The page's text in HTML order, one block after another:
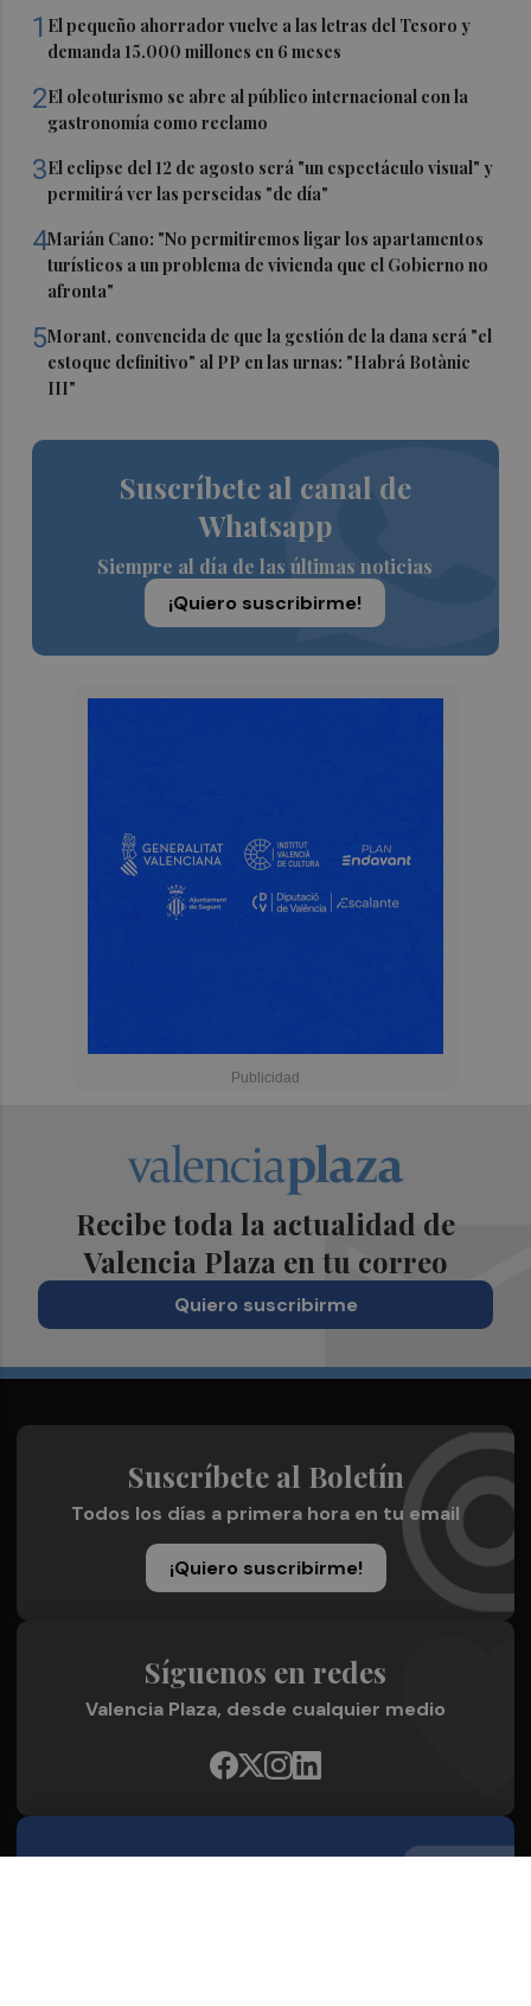
1 El pequeño ahorrador vuelve a las letras del Tesoro y
demanda 15.000 millones en 6 meses
2El oleoturismo se abre al público internacional con la
gastronomía como reclamo
3El eclipse del 12 de agosto será "un espectáculo visual" y
permitirá ver las perseidas "de día"
4Marián Cano: "No permitiremos ligar los apartamentos
turísticos a un problema de vivienda que el Gobierno no
afronta"
5Morant, convencida de que la gestión de la dana será "el
estoque definitivo" al PP en las urnas: "Habrá Botànic
III"
Suscríbete al canal de
Whatsapp
Siempre al día de las últimas noticias
¡Quiero suscribirme!
Recibe toda la actualidad de
Valencia Plaza en tu correo
Quiero suscribirme
Suscríbete al Boletín
Todos los días a primera hora en tu email
¡Quiero suscribirme!
Síguenos en redes
Valencia Plaza, desde cualquier medio
Quienes Somos